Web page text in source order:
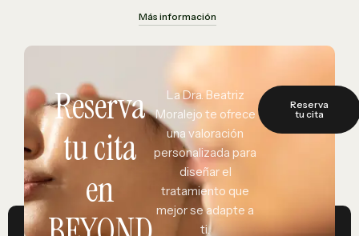
Más información
Reserva
tu cita
en
La Dra. Beatriz
Moralejo te ofrece
una valoración
personalizada para
diseñar el
tratamiento que
mejor se adapte a
ti.
Reserva
tu cita